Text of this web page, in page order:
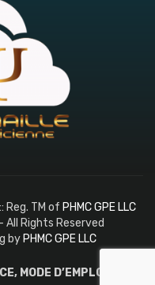
Reg. TM of PHMC GPE LLC
Rights Reserved
byPHMC GPE LLC
MODE D’EMPLOI